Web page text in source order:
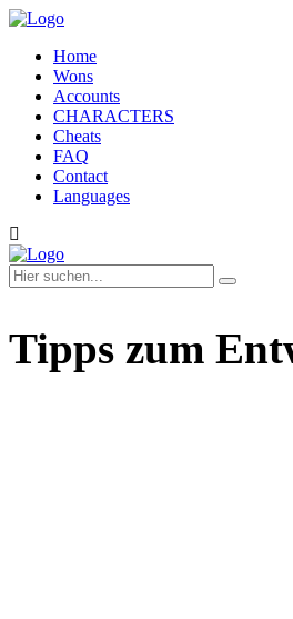
Home
Wons
Accounts
CHARACTERS
Cheats
FAQ
Contact
Languages
Tipps zum